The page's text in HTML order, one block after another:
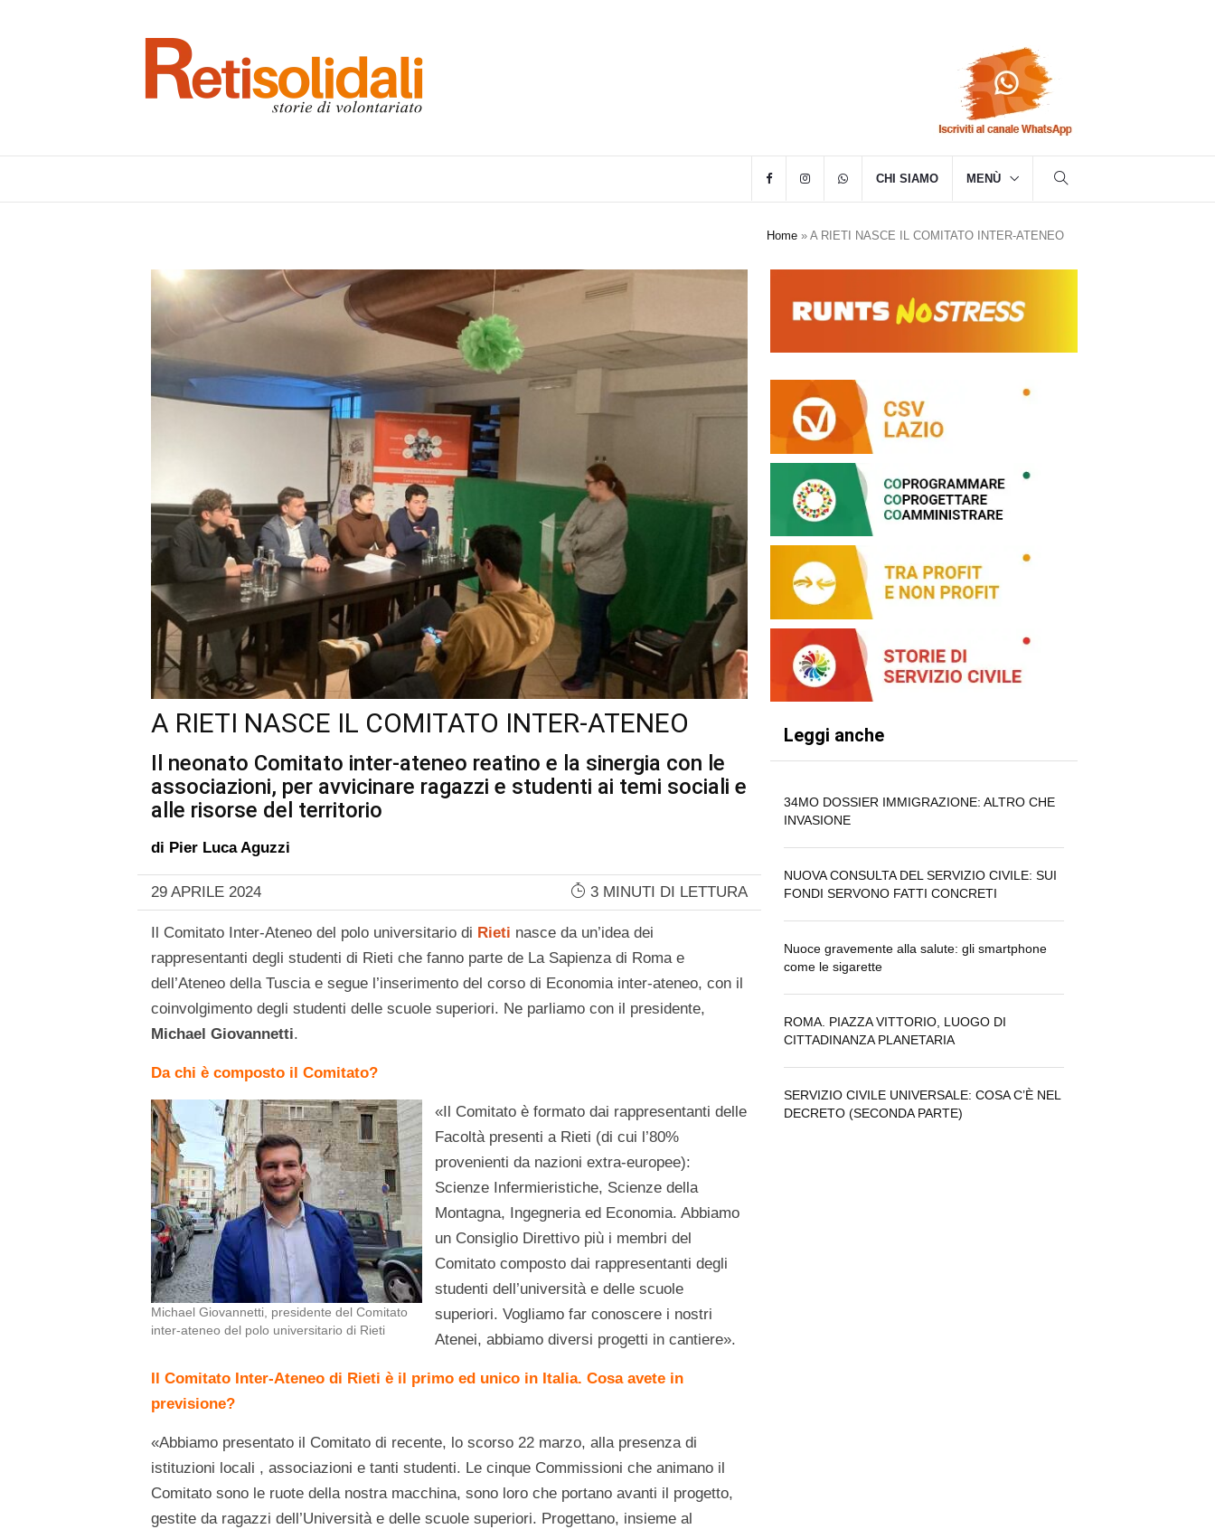
CHI SIAMO MENÙ
Home » A RIETI NASCE IL COMITATO INTER-ATENEO
A RIETI NASCE IL COMITATO INTER-ATENEO
Il neonato Comitato inter-ateneo reatino e la sinergia con le
associazioni, per avvicinare ragazzi e studenti ai temi sociali e
alle risorse del territorio
di Pier Luca Aguzzi
29 APRILE 2024 3 MINUTI DI LETTURA
Il Comitato Inter-Ateneo del polo universitario di Rieti nasce da un’idea dei
rappresentanti degli studenti di Rieti che fanno parte de La Sapienza di Roma e
dell’Ateneo della Tuscia e segue l’inserimento del corso di Economia inter-ateneo, con il
coinvolgimento degli studenti delle scuole superiori. Ne parliamo con il presidente,
Michael Giovannetti.
Da chi è composto il Comitato?
Michael Giovannetti, presidente del Comitato
inter-ateneo del polo universitario di Rieti
«Il Comitato è formato dai rappresentanti delle
Facoltà presenti a Rieti (di cui l’80%
provenienti da nazioni extra-europee):
Scienze Infermieristiche, Scienze della
Montagna, Ingegneria ed Economia. Abbiamo
un Consiglio Direttivo più i membri del
Comitato composto dai rappresentanti degli
studenti dell’università e delle scuole
superiori. Vogliamo far conoscere i nostri
Atenei, abbiamo diversi progetti in cantiere».
Il Comitato Inter-Ateneo di Rieti è il primo ed unico in Italia. Cosa avete in
previsione?
«Abbiamo presentato il Comitato di recente, lo scorso 22 marzo, alla presenza di
istituzioni locali , associazioni e tanti studenti. Le cinque Commissioni che animano il
Comitato sono le ruote della nostra macchina, sono loro che portano avanti il progetto,
gestite da ragazzi dell’Università e delle scuole superiori. Progettano, insieme al
Leggi anche
34MO DOSSIER IMMIGRAZIONE: ALTRO CHE
INVASIONE
NUOVA CONSULTA DEL SERVIZIO CIVILE: SUI
FONDI SERVONO FATTI CONCRETI
Nuoce gravemente alla salute: gli smartphone
come le sigarette
ROMA. PIAZZA VITTORIO, LUOGO DI
CITTADINANZA PLANETARIA
SERVIZIO CIVILE UNIVERSALE: COSA C’È NEL
DECRETO (SECONDA PARTE)